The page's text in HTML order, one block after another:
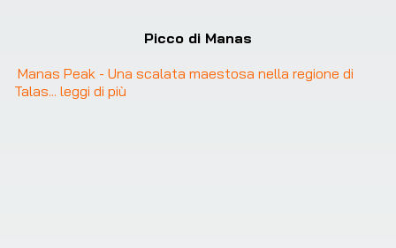
Picco di Manas
Manas Peak - Una scalata maestosa nella regione di
Talas... leggi di più